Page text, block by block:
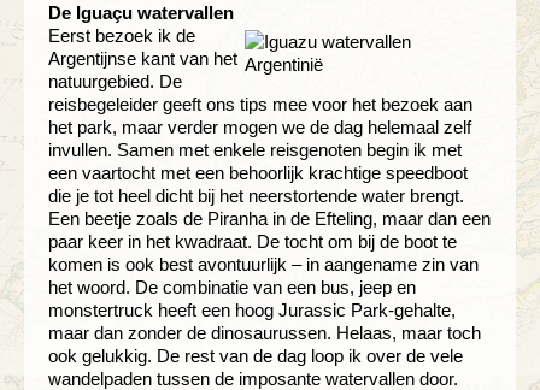
De Iguaçu watervallen
Eerst bezoek ik de
Argentijnse kant van het
natuurgebied. De
reisbegeleider geeft ons tips mee voor het bezoek aan
het park, maar verder mogen we de dag helemaal zelf
invullen. Samen met enkele reisgenoten begin ik met
een vaartocht met een behoorlijk krachtige speedboot
die je tot heel dicht bij het neerstortende water brengt.
Een beetje zoals de Piranha in de Efteling, maar dan een
paar keer in het kwadraat. De tocht om bij de boot te
komen is ook best avontuurlijk – in aangename zin van
het woord. De combinatie van een bus, jeep en
monstertruck heeft een hoog Jurassic Park-gehalte,
maar dan zonder de dinosaurussen. Helaas, maar toch
ook gelukkig. De rest van de dag loop ik over de vele
wandelpaden tussen de imposante watervallen door.